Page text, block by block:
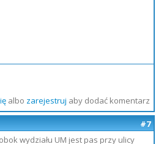
albo zarejestruj aby dodać komentarz
#7
obok wydziału UM jest pas przy ulicy